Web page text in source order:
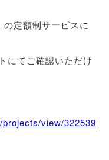
定額制サービスに
にてご確認いただけ
view/322539